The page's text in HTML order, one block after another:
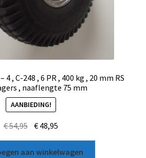
4 , C-248 , 6 PR , 400 kg , 20 mm RS
, naaflengte 75 mm
AANBIEDING!
€54,95 € 48,95
aan winkelwagen